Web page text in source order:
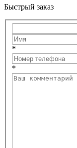
Быстрый заказ
*
*